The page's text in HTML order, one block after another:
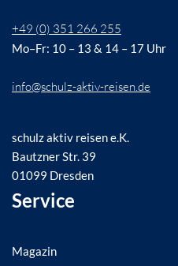
+49 (0) 351 266 255
Mo–Fr: 10 – 13 & 14 – 17 Uhr
info@schulz-aktiv-reisen.de
schulz aktiv reisen e.K.
Bautzner Str. 39
01099 Dresden
Service
Magazin